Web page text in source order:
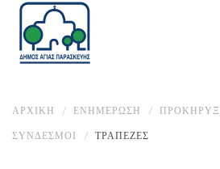
ΑΡΧΙΚΉ ΕΝΗΜΈΡΩΣΗ
ΣΎΝΔΕΣΜΟΙ ΤΡΆΠΕΖΕΣ